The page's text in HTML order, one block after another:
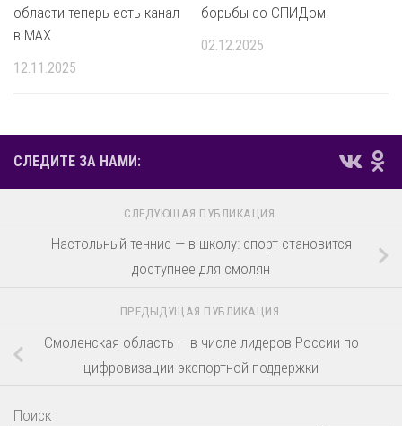
области теперь есть канал
в MAX
12.11.2025
борьбы со СПИДом
02.12.2025
СЛЕДИТЕ ЗА НАМИ:
СЛЕДУЮЩАЯ ПУБЛИКАЦИЯ
Настольный теннис — в школу: спорт становится
доступнее для смолян
ПРЕДЫДУЩАЯ ПУБЛИКАЦИЯ
Смоленская область – в числе лидеров России по
цифровизации экспортной поддержки
Поиск